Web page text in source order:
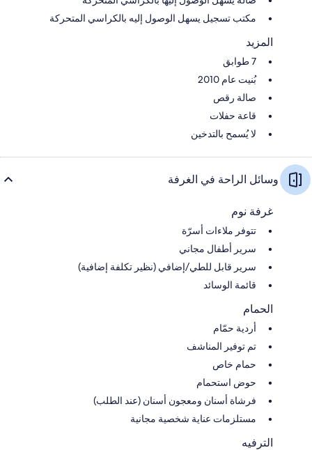
مكتب تسجيل يسهل الوصول إليه بالكراسي المتحركة
المزيد
7 طوابق
بُنيت عام 2010
صالة رقص
قاعة حفلات
لا يُسمح بالتدخين
وسائل الراحة في الغرفة
غرفة نوم
تتوفر ملاءات أسرّة
سرير أطفال مجاني
سرير قابل للطي/إضافي (نظير تكلفة إضافية)
قائمة الوسائد
الحمام
أردية حمّام
تم توفير المناشف
حمام خاص
حوض استحمام
فرشاة أسنان ومعجون أسنان (عند الطلب)
مستلزمات عناية شخصية مجانية
الترفيه